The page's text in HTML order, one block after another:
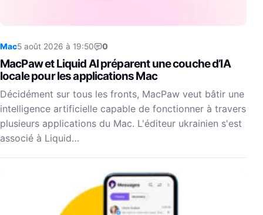
Mac5 août 2026 à 19:50 0
MacPaw et Liquid AI préparent une couche d’IA
locale pour les applications Mac
Décidément sur tous les fronts, MacPaw veut bâtir une
intelligence artificielle capable de fonctionner à travers
plusieurs applications du Mac. L'éditeur ukrainien s'est
associé à Liquid…